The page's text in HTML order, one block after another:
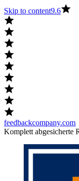
Skip to content9.6
feedbackcompany.com
Komplett abgesicherte